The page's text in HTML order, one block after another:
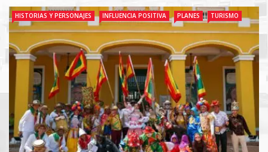
HISTORIAS Y PERSONAJES INFLUENCIA POSITIVA PLANES TURISMO